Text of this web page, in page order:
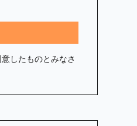
したものとみなさ